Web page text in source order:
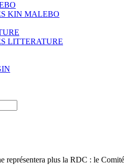
KIN MALEBO
LITTERATURE
représentera plus la RDC : le